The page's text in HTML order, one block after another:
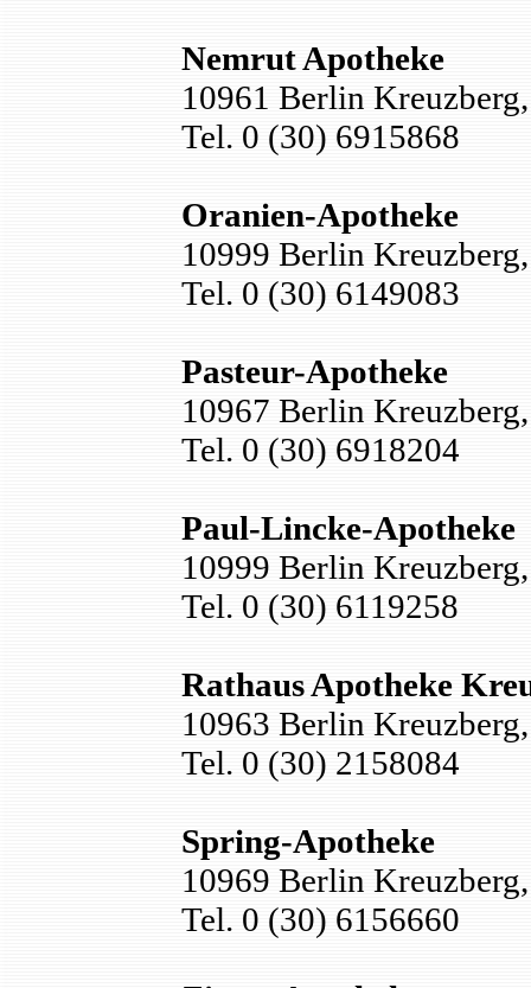
Nemrut Apotheke
10961 Berlin
Tel. 0 (30) 6915868
Oranien-Apotheke
10999 Berlin
Tel. 0 (30) 6149083
Pasteur-Apotheke
10967 Berlin
Tel. 0 (30) 6918204
Paul-Lincke-Apotheke
10999 Berlin
Tel. 0 (30) 6119258
Rathaus Apotheke
10963 Berlin
Tel. 0 (30) 2158084
Spring-Apotheke
10969 Berlin
Tel. 0 (30) 6156660